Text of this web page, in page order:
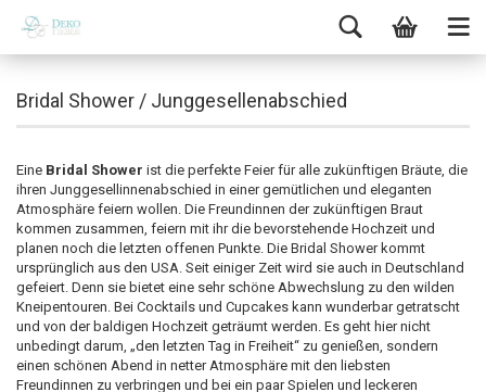
Bridal Shower / Junggesellenabschied
Eine Bridal Shower ist die perfekte Feier für alle zukünftigen Bräute, die
ihren Junggesellinnenabschied in einer gemütlichen und eleganten
Atmosphäre feiern wollen. Die Freundinnen der zukünftigen Braut
kommen zusammen, feiern mit ihr die bevorstehende Hochzeit und
planen noch die letzten offenen Punkte. Die Bridal Shower kommt
ursprünglich aus den USA. Seit einiger Zeit wird sie auch in Deutschland
gefeiert. Denn sie bietet eine sehr schöne Abwechslung zu den wilden
Kneipentouren. Bei Cocktails und Cupcakes kann wunderbar getratscht
und von der baldigen Hochzeit geträumt werden. Es geht hier nicht
unbedingt darum, „den letzten Tag in Freiheit“ zu genießen, sondern
einen schönen Abend in netter Atmosphäre mit den liebsten
Freundinnen zu verbringen und bei ein paar Spielen und leckeren